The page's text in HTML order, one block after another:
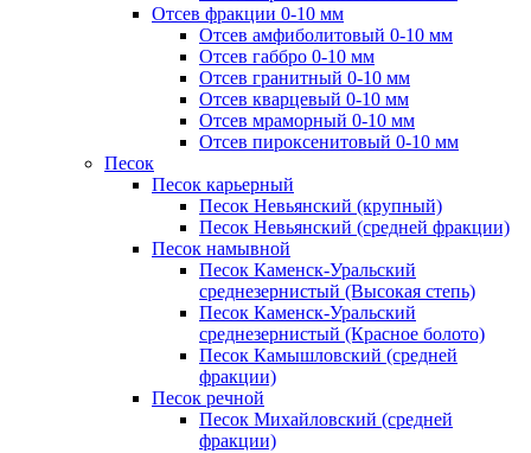
Отсев фракции 0-10 мм
Отсев амфиболитовый 0-10 мм
Отсев габбро 0-10 мм
Отсев гранитный 0-10 мм
Отсев кварцевый 0-10 мм
Отсев мраморный 0-10 мм
Отсев пироксенитовый 0-10 мм
Песок
Песок карьерный
Песок Невьянский (крупный)
Песок Невьянский (средней фракции)
Песок намывной
Песок Каменск-Уральский
среднезернистый (Высокая степь)
Песок Каменск-Уральский
среднезернистый (Красное болото)
Песок Камышловский (средней
фракции)
Песок речной
Песок Михайловский (средней
фракции)